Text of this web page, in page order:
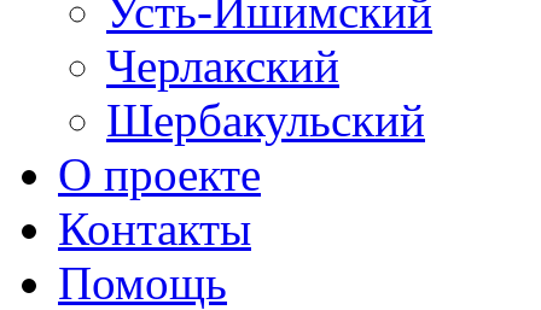
Усть-Ишимский
Черлакский
Шербакульский
О проекте
Контакты
Помощь